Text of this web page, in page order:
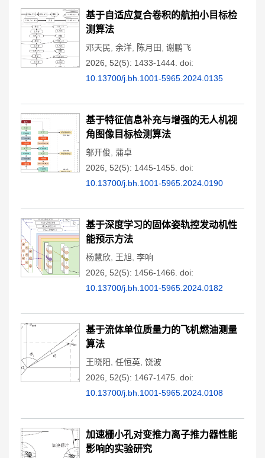
基于自适应复合卷积的航拍小目标检
测算法
邓天民 余洋 陈月田
谢鹏飞
2026, 52(5): 1433-1444. doi:
10.13700/j.bh.1001-5965.2024.0135
基于特征信息补充与增强的无人机视
角图像目标检测算法
邬开俊 蒲卓
2026, 52(5): 1445-1455. doi:
10.13700/j.bh.1001-5965.2024.0190
基于深度学习的固体姿轨控发动机性
能预示方法
杨慧欣 王旭 李响
2026, 52(5): 1456-1466. doi:
10.13700/j.bh.1001-5965.2024.0182
基于流体单位质量力的飞机燃油测量
算法
王晓阳 任恒英 饶波
2026, 52(5): 1467-1475. doi:
10.13700/j.bh.1001-5965.2024.0108
加速栅小孔对变推力离子推力器性能
影响的实验研究